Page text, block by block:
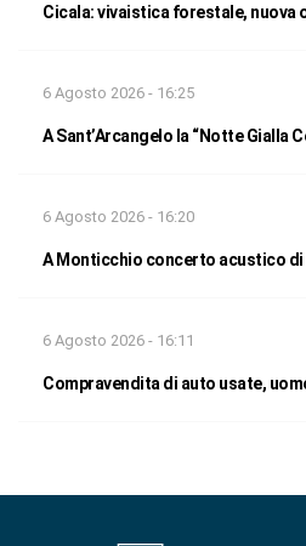
Cicala: vivaistica forestale, nuova
6 Agosto 2026 - 16:25
A Sant’Arcangelo la “Notte Gialla
6 Agosto 2026 - 16:20
A Monticchio concerto acustico di
6 Agosto 2026 - 16:11
Compravendita di auto usate,